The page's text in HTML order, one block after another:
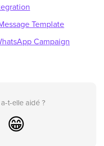
Template
Campaign
t-elle aidé ?
😁